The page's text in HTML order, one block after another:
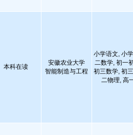
本科在读
安徽农业大学
智能制造与工程
小学语文, 小
二数学, 初一
初三数学, 初
二物理, 高